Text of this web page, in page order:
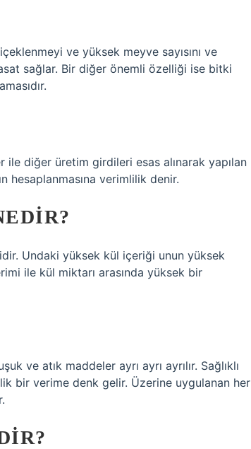
ve yüksek meyve sayısını ve
sağlar. Bir diğer önemli özelliği ise bitki
ile diğer üretim girdileri esas alınarak yapılan
hesaplanmasına verimlilik denir.
Undaki yüksek kül içeriği unun yüksek
ile kül miktarı arasında yüksek bir
ve atık maddeler ayrı ayrı ayrılır. Sağlıklı
bir verime denk gelir. Üzerine uygulanan her